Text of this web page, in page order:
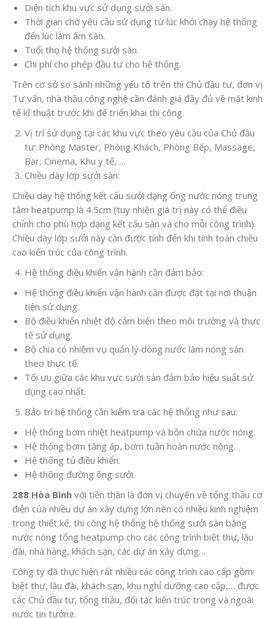
Diện tích khu vực sử dụng sưởi sàn.
Thời gian chờ yêu cầu sử dụng từ lúc khởi chạy hệ thống
đến lúc làm ấm sàn.
Tuổi thọ hệ thống sưởi sàn.
Chi phí cho phép đầu tư cho hệ thống.
Trên cơ sở so sánh những yếu tố trên thì Chủ đầu tư, đơn vị
Tư vấn, nhà thầu công nghệ cần đánh giá đầy đủ về mặt kinh
tế kĩ thuật trước khi để triển khai thi công.
Vị trí sử dụng tại các khu vực theo yêu cầu của Chủ đầu
tư: Phòng Master, Phòng Khách, Phòng Bếp, Massage,
Bar, Cinema, Khu y tế, …
Chiều dày lớp sưởi sàn:
Chiều dày hệ thống kết cấu sưởi dạng ống nước nóng trung
tâm heatpump là 4.5cm (tuy nhiên giá trị này có thể điều
chỉnh cho phù hợp dạng kết cấu sàn và cho mỗi công trình).
Chiều dày lớp sưởi này cần được tính đến khi tính toán chiều
cao kiến trúc của công trình.
Hệ thống điều khiển vận hành cần đảm bảo:
Hệ thống điều khiển vận hành cần được đặt tại nơi thuận
tiện sử dụng.
Bộ điều khiển nhiệt độ cảm biến theo môi trường và thực
tế sử dụng.
Bộ chia có nhiệm vụ quản lý dòng nước làm nóng sàn
theo thực tế.
Tối ưu giữa các khu vực sưởi sàn đảm bảo hiệu suất sử
dụng cao nhất.
Bảo trì hệ thống cần kiểm tra các hệ thống như sau:
Hệ thống bơm nhiệt heatpump và bồn chứa nước nóng.
Hệ thống bơm tăng áp, bơm tuần hoàn nước nóng.
Hệ thống tủ điều khiển.
Hệ thống đường ống sưởi.
288 Hòa Bình với tiền thân là đơn vị chuyên về tổng thầu cơ
điện của nhiều dự án xây dựng lớn nên có nhiều kinh nghiệm
trong thiết kế, thi công hệ thống hệ thống sưởi sàn bằng
nước nóng tổng heatpump cho các công trình biệt thự, lâu
đài, nhà hàng, khách sạn, các dự án xây dựng…
Công ty đã thực hiện rất nhiều các công trình cao cấp gồm:
biệt thự, lâu đài, khách sạn, khu nghỉ dưỡng cao cấp,… được
các Chủ đầu tư, tổng thầu, đối tác kiến trúc trong và ngoài
nước tin tưởng.